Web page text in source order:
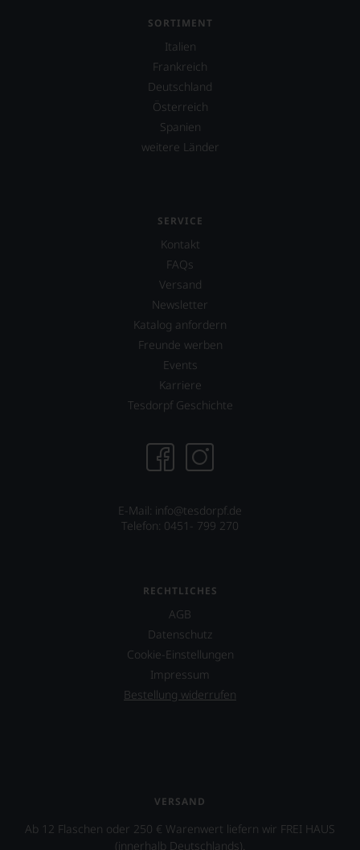
SORTIMENT
Italien
Frankreich
Deutschland
Österreich
Spanien
weitere Länder
SERVICE
Kontakt
FAQs
Versand
Newsletter
Katalog anfordern
Freunde werben
Events
Karriere
Tesdorpf Geschichte
E-Mail: info@tesdorpf.de
Telefon: 0451- 799 270
RECHTLICHES
AGB
Datenschutz
Cookie-Einstellungen
Impressum
Bestellung widerrufen
VERSAND
Ab 12 Flaschen oder 250 € Warenwert liefern wir FREI HAUS
(innerhalb Deutschlands).